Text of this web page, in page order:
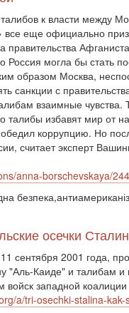
к власти между
все еще официально
правительства
Россия могла бы стать
образом Москва,
санкции с
взаимные
талибы избавят мир от
коррупцию. Но
считает эксперт
anna-borschevskaya/
осечки
сентября 2001 года,
"Аль-Каиде" и талибам
войск западной
a/tri-osechki-stalina-